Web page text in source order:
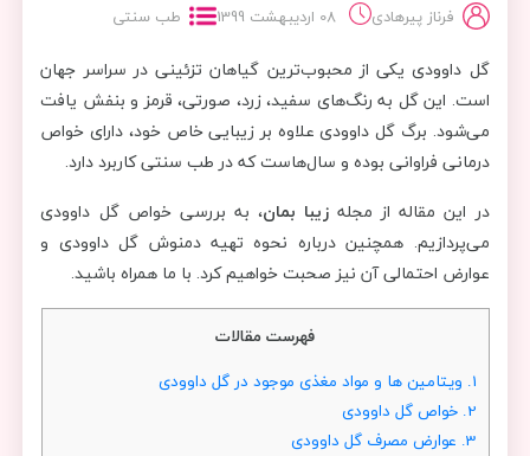
فرناز پیرهادی 08 اردیبهشت 1399 طب سنتی
گل داوودی یکی از محبوب‌ترین گیاهان تزئینی در سراسر جهان
است. این گل به رنگ‌های سفید، زرد، صورتی، قرمز و بنفش یافت
می‌شود. برگ‌ گل داوودی علاوه بر زیبایی خاص خود، دارای خواص
درمانی فراوانی بوده و سال‌هاست که در طب سنتی کاربرد دارد.
در این مقاله از مجله زیبا بمان، به بررسی خواص گل داوودی
می‌پردازیم. همچنین درباره نحوه تهیه دمنوش گل داوودی و
عوارض احتمالی آن نیز صحبت خواهیم کرد. با ما همراه باشید.
فهرست مقالات
1. ویتامین ها و مواد مغذی موجود در گل داوودی
2. خواص گل داوودی
3. عوارض مصرف گل داوودی